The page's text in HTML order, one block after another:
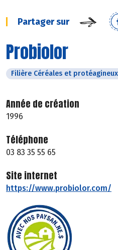
Partager sur
Probiolor
Filière Céréales et protéagineux
Année de création
1996
Téléphone
03 83 35 55 65
Site internet
https://www.probiolor.com/